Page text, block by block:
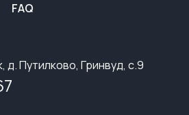
FAQ
д. Путилково, Гринвуд, с.9